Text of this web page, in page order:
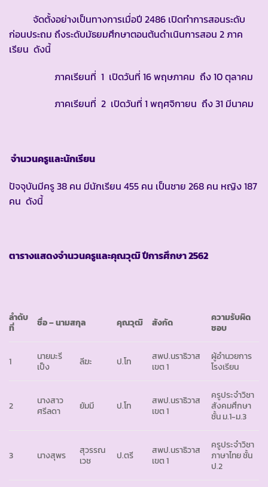
จัดตั้งอย่างเป็นทางการเมื่อปี 2486 เปิดทำการสอนระดับ
ก่อนประถม ถึงระดับมัธยมศึกษาตอนต้นดำเนินการสอน 2 ภาค
เรียน ดังนี้
ภาคเรียนที่ 1 เปิดวันที่ 16 พฤษภาคม ถึง 10 ตุลาคม
ภาคเรียนที่ 2 เปิดวันที่ 1 พฤศจิกายน ถึง 31 มีนาคม
จำนวนครูและนักเรียน
ปัจจุบันมีครู 38 คน มีนักเรียน 455 คน เป็นชาย 268 คน หญิง 187
คน ดังนี้
ตารางแสดงจำนวนครูและคุณวุฒิ ปีการศึกษา2562
ลำดับ
ที่
ชื่อ – นามสกุล คุณวุฒิ สังกัด
ความรับผิด
ชอบ
1
นายมะรี
เป็ง
ลีฆะ ป.โท
สพป.นราธิวาส
เขต 1
ผู้อำนวยการ
โรงเรียน
2
นางสาว
ศรีลดา
ยัมมี ป.โท
สพป.นราธิวาส
เขต 1
ครูประจำวิชา
สังคมศึกษา
ชั้น ม.1-ม.3
3 นางสุพร
สุวรรณ
เวช
ป.ตรี
สพป.นราธิวาส
เขต 1
ครูประจำวิชา
ภาษาไทย ชั้น
ป.2